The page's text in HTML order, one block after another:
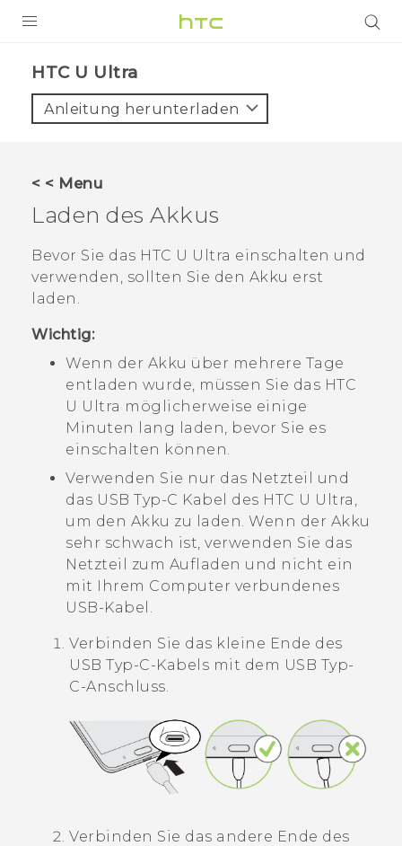
VIVE
UNTERSTÜTZUNG
HTC U Ultra‎
Anleitung herunterladen
< < Menu
Laden des Akkus
Bevor Sie das HTC U Ultra einschalten und
verwenden, sollten Sie den Akku erst
laden.
Wichtig:
Wenn der Akku über mehrere Tage
entladen wurde, müssen Sie das HTC
U Ultra möglicherweise einige
Minuten lang laden, bevor Sie es
einschalten können.
Verwenden Sie nur das Netzteil und
das USB Typ-C Kabel des HTC U Ultra ,
um den Akku zu laden. Wenn der Akku
sehr schwach ist, verwenden Sie das
Netzteil zum Aufladen und nicht ein
mit Ihrem Computer verbundenes
USB-Kabel.
Verbinden Sie das kleine Ende des
USB Typ-C-Kabels mit dem USB Typ-
C-Anschluss.
Verbinden Sie das andere Ende des